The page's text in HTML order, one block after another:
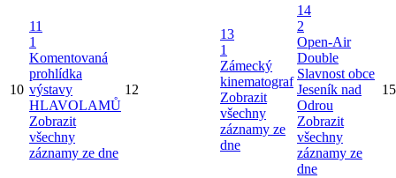
10
11
1
Komentovaná
prohlídka
výstavy
HLAVOLAMŮ
Zobrazit
všechny
záznamy ze dne
12
13
1
Zámecký
kinematograf
Zobrazit
všechny
záznamy ze
dne
14
2
Open-Air
Double
Slavnost obce
Jeseník nad
Odrou
Zobrazit
všechny
záznamy ze
dne
15